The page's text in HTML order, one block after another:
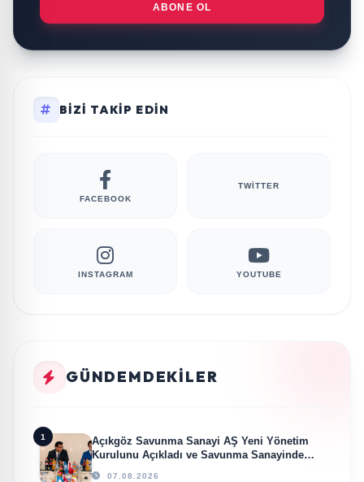
ABONE OL
BIZI TAKIP EDIN
FACEBOOK
TWITTER
INSTAGRAM YOUTUBE
GÜNDEMDEKILER
1
Açıkgöz Savunma Sanayi AŞ Yeni Yönetim
Kurulunu Açıkladı ve Savunma Sanayinde
Küresel Vizyon Vurgusu
07.08.2026